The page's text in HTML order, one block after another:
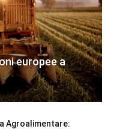
europee a
Agroalimentare: